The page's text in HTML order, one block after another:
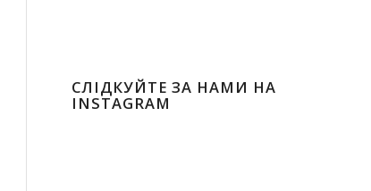
СЛІДКУЙТЕ ЗА НАМИ НА
INSTAGRAM